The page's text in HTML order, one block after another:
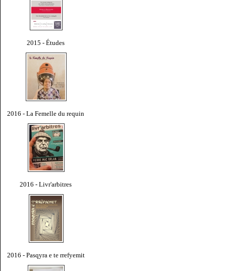
2015 - Études
2016 - La Femelle du requin
2016 - Livr'arbitres
2016 - Pasqyra e te rrefyemit